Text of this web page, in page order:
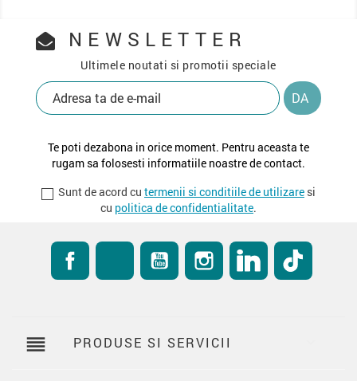
NEWSLETTER
Ultimele noutati si promotii speciale
Te poti dezabona in orice moment. Pentru aceasta te
rugam sa folosesti informatiile noastre de contact.
Sunt de acord cu termenii si conditiile de utilizare si
cu politica de confidentialitate.
FacebookRSS YouTube InstagramLinkedIn
reorder PRODUSE SI SERVICII